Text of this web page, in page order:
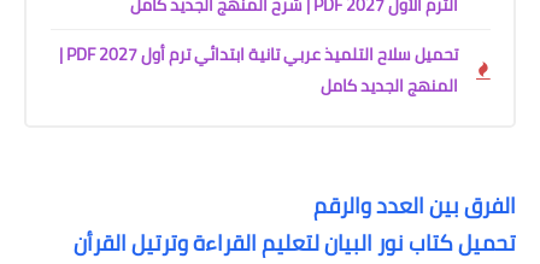
تحميل سلاح التلميذ عربي تانية ابتدائي ترم أول 2027 PDF |
المنهج الجديد كامل
الفرق بين العدد والرقم
تحميل كتاب نور البيان لتعليم القراءة وترتيل القرأن